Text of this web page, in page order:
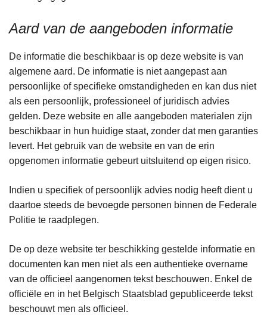
Aard van de aangeboden informatie
De informatie die beschikbaar is op deze website is van
algemene aard. De informatie is niet aangepast aan
persoonlijke of specifieke omstandigheden en kan dus niet
als een persoonlijk, professioneel of juridisch advies
gelden. Deze website en alle aangeboden materialen zijn
beschikbaar in hun huidige staat, zonder dat men garanties
levert. Het gebruik van de website en van de erin
opgenomen informatie gebeurt uitsluitend op eigen risico.
Indien u specifiek of persoonlijk advies nodig heeft dient u
daartoe steeds de bevoegde personen binnen de Federale
Politie te raadplegen.
De op deze website ter beschikking gestelde informatie en
documenten kan men niet als een authentieke overname
van de officieel aangenomen tekst beschouwen. Enkel de
officiële en in het Belgisch Staatsblad gepubliceerde tekst
beschouwt men als officieel.